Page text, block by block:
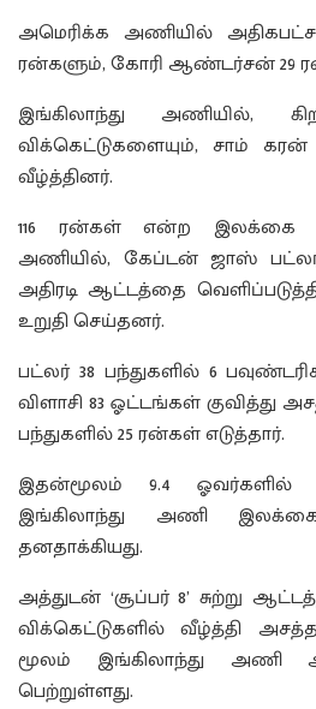
அமெரிக்க அணியில்
ரன்களும், கோரி ஆண்டர்சன் 29
இங்கிலாந்து அணியில்,
விக்கெட்டுகளையும், சாம் கரன்
வீழ்த்தினர்.
116 ரன்கள் என்ற இலக்கை
அணியில், கேப்டன் ஜாஸ் பட்லர்
அதிரடி ஆட்டத்தை
உறுதி செய்தனர்.
பட்லர் 38 பந்துகளில் 6
விளாசி 83 ஓட்டங்கள் குவித்து
பந்துகளில் 25 ரன்கள் எடுத்தார்.
இதன்மூலம் 9.4 ஓவர்களில்
இங்கிலாந்து அணி
தனதாக்கியது.
அத்துடன் ‘சூப்பர் 8’ சுற்று
விக்கெட்டுகளில் வீழ்த்தி
மூலம் இங்கிலாந்து அணி
பெற்றுள்ளது.